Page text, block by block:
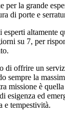
per la grande
di porte e
altamente
su 7, per
di offrire un
sempre la
missione è
esigenza ed
e tempestività.